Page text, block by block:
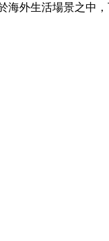
海外生活場景之中